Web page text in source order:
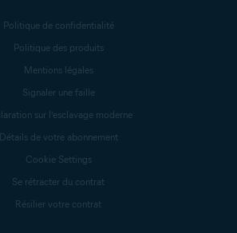
Politique de confidentialité
Politique des produits
Mentions légales
Signaler une faille
sur l’esclavage moderne
Détails de votre abonnement
Cookie Settings
Se rétracter du contrat
Résilier votre contrat